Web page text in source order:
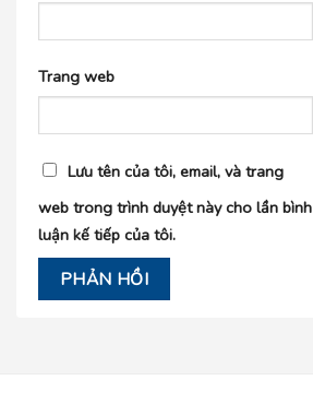
Trang web
Lưu tên của tôi, email, và trang
web trong trình duyệt này cho lần bình
luận kế tiếp của tôi.